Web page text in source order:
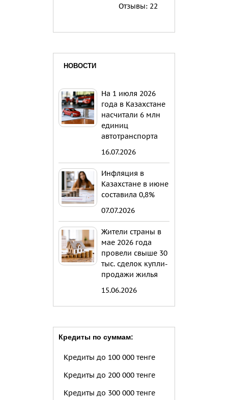
Отзывы: 22
НОВОСТИ
На 1 июля 2026
года в Казахстане
насчитали 6 млн
единиц
автотранспорта
16.07.2026
Инфляция в
Казахстане в июне
составила 0,8%
07.07.2026
Жители страны в
мае 2026 года
провели свыше 30
тыс. сделок купли-
продажи жилья
15.06.2026
Кредиты по суммам:
Кредиты до 100 000 тенге
Кредиты до 200 000 тенге
Кредиты до 300 000 тенге